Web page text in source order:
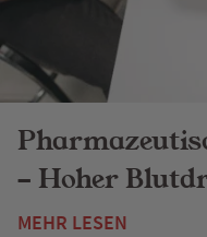
- Hoher
MEHR LESEN